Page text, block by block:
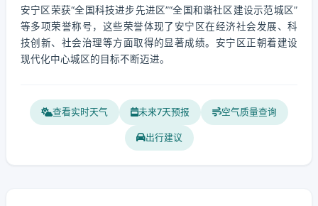
安宁区荣获“全国科技进步先进区”“全国和谐社区建设示范城区”
等多项荣誉称号，这些荣誉体现了安宁区在经济社会发展、科
技创新、社会治理等方面取得的显著成绩。安宁区正朝着建设
现代化中心城区的目标不断迈进。
查看实时天气 未来7天预报 空气质量查询
出行建议